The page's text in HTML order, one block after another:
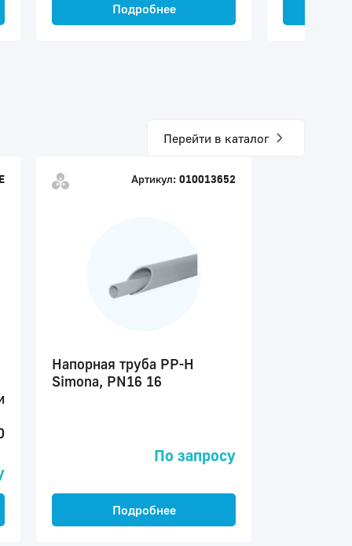
Подробнее
Перейти в каталог
Артикул: 010013652
Напорная труба PP-H
Simona, PN16 16
По запросу
Подробнее